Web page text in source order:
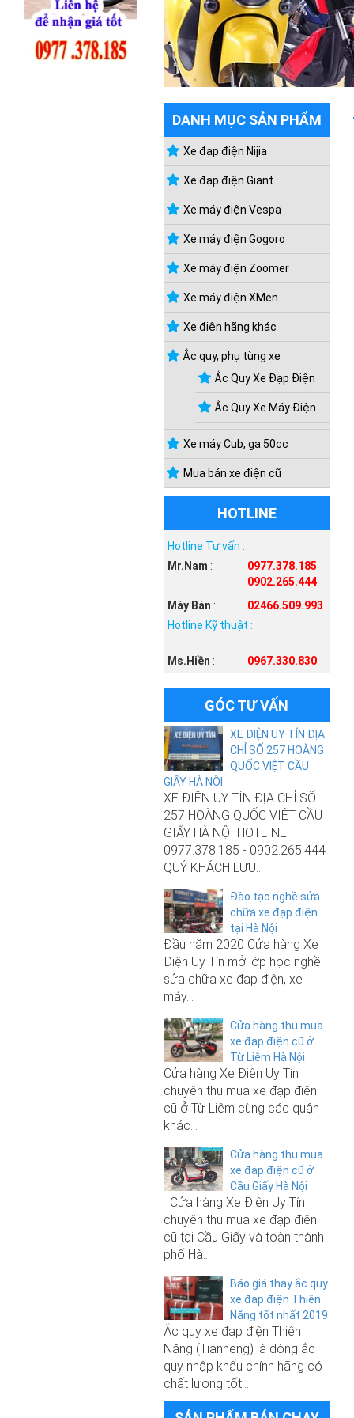
DANH MỤC SẢN PHẨM
Xe đạp điện Nijia
Xe đạp điện Giant
Xe máy điện Vespa
Xe máy điện Gogoro
Xe máy điện Zoomer
Xe máy điện XMen
Xe điện hãng khác
Ắc quy, phụ tùng xe
Ắc Quy Xe Đạp Điện
Ắc Quy Xe Máy Điện
Xe máy Cub, ga 50cc
Mua bán xe điện cũ
HOTLINE
Hotline Tư vấn :
Mr.Nam :
0977.378.185
0902.265.444
Máy Bàn :
02466.509.993
Hotline Kỹ thuật :
Ms.Hiền : 0967.330.830
GÓC TƯ VẤN
XE ĐIỆN UY TÍN ĐỊA
CHỈ SỐ 257 HOÀNG
QUỐC VIỆT CẦU
GIẤY HÀ NỘI
XE ĐIỆN UY TÍN ĐỊA CHỈ SỐ
257 HOÀNG QUỐC VIỆT CẦU
GIẤY HÀ NỘI HOTLINE:
0977.378.185 - 0902.265.444
QUÝ KHÁCH LƯU...
Đào tạo nghề sửa
chữa xe đạp điện
tại Hà Nội
Đầu năm 2020 Cửa hàng Xe
Điện Uy Tín mở lớp học nghề
sửa chữa xe đạp điện, xe
máy...
Cửa hàng thu mua
xe đạp điện cũ ở
Từ Liêm Hà Nội
Cửa hàng Xe Điện Uy Tín
chuyên thu mua xe đạp điện
cũ ở Từ Liêm cùng các quận
khác...
Cửa hàng thu mua
xe đạp điện cũ ở
Cầu Giấy Hà Nội
Cửa hàng Xe Điện Uy Tín
chuyên thu mua xe đạp điện
cũ tại Cầu Giấy và toàn thành
phố Hà...
Báo giá thay ắc quy
xe đạp điện Thiên
Năng tốt nhất 2019
Ắc quy xe đạp điện Thiên
Năng (Tianneng) là dòng ắc
quy nhập khẩu chính hãng có
chất lượng tốt...
10.500.000₫
chính hãng 2025
10.500.000₫
Xe đạp điện Nijia Plus nhập khẩu
chính hãng 2025
9.000.000₫
Xe đạp điện M133 S3 Pro chính
9.000.000₫
Xe đạp điện M133 S3 Pro chính
hãng Before All 2021
250.000₫
Sạc xe đạp điện 48V-12A
250.000₫
Sạc xe đạp điện 48V-12A
6.500.000₫
Xe đạp điện Giant 133 Sport
2026 (không phải đăng ký)
6.800.000₫
Xe đạp điện Giant M133 Pro